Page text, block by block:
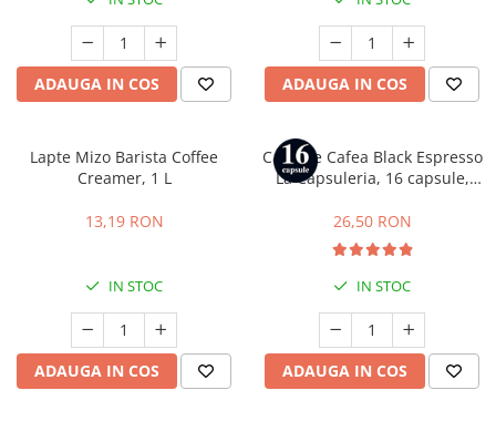
ADAUGA IN COS ADAUGA IN COS
Lapte Mizo Barista Coffee
Creamer, 1 L
13,19 RON
IN STOC
ADAUGA IN COS
Capsule Cafea Black Espresso
La Capsuleria, 16 capsule,
26,50 RON
IN STOC
ADAUGA IN COS